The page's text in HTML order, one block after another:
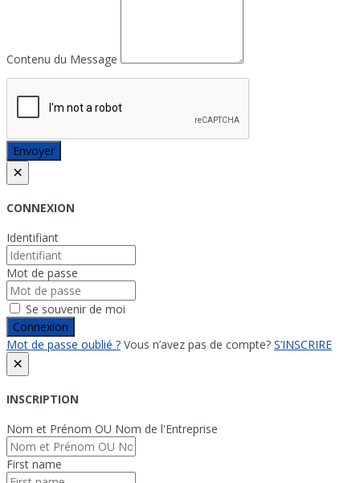
Contenu du Message
Envoyer
×
CONNEXION
Identifiant
Mot de passe
Se souvenir de moi
Connexion
Mot de passe oublié ? Vous n’avez pas de compte? S’INSCRIRE
×
INSCRIPTION
Nom et Prénom OU Nom de l'Entreprise
First name